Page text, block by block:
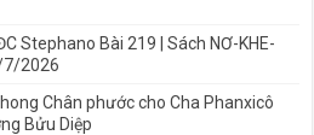
Stephano Bài 219 | Sách NƠ-KHE-
7/2026
Chân phước cho Cha Phanxicô
Bửu Diệp